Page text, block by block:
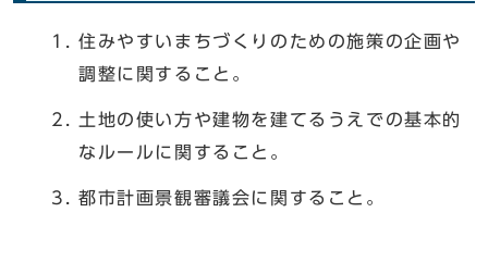
住みやすいまちづくりのための施策の企画や
調整に関すること。
土地の使い方や建物を建てるうえでの基本的
なルールに関すること。
都市計画景観審議会に関すること。